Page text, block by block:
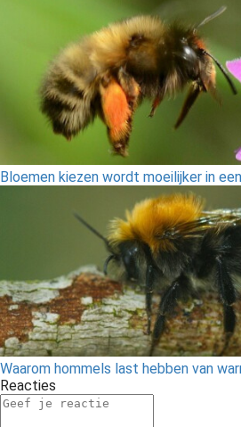
Bloemen kiezen wordt moeilijker in
Waarom hommels last hebben van
Reacties